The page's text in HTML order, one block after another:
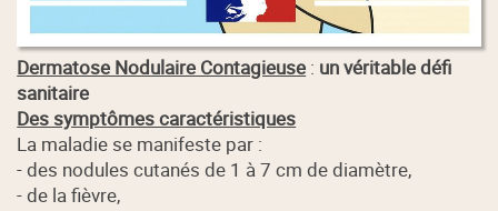
Dermatose Nodulaire Contagieuse : un véritable défi
sanitaire
Des symptômes caractéristiques
La maladie se manifeste par :
- des nodules cutanés de 1 à 7 cm de diamètre,
- de la fièvre,